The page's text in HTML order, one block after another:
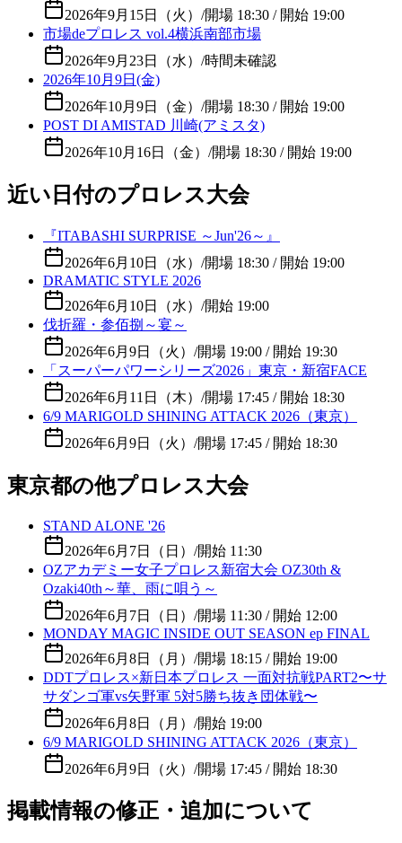
2026年9月15日（火） /開場 18:30 / 開始 19:00
市場deプロレス vol.4横浜南部市場
2026年9月23日（水） /時間未確認
2026年10月9日(金)
2026年10月9日（金） /開場 18:30 / 開始 19:00
POST DI AMISTAD 川崎(アミスタ)
2026年10月16日（金） /開場 18:30 / 開始 19:00
近い日付のプロレス大会
『ITABASHI SURPRISE ～Jun'26～』
2026年6月10日（水） /開場 18:30 / 開始 19:00
DRAMATIC STYLE 2026
2026年6月10日（水） /開始 19:00
伐折羅・参佰捌～宴～
2026年6月9日（火） /開場 19:00 / 開始 19:30
「スーパーパワーシリーズ2026」東京・新宿FACE
2026年6月11日（木） /開場 17:45 / 開始 18:30
6/9 MARIGOLD SHINING ATTACK 2026（東京）
2026年6月9日（火） /開場 17:45 / 開始 18:30
東京都の他プロレス大会
STAND ALONE '26
2026年6月7日（日） /開始 11:30
OZアカデミー女子プロレス新宿大会 OZ30th &
Ozaki40th～華、雨に唄う～
2026年6月7日（日） /開場 11:30 / 開始 12:00
MONDAY MAGIC INSIDE OUT SEASON ep FINAL
2026年6月8日（月） /開場 18:15 / 開始 19:00
DDTプロレス×新日本プロレス 一面対抗戦PART2〜サ
サダンゴ軍vs矢野軍 5対5勝ち抜き団体戦〜
2026年6月8日（月） /開始 19:00
6/9 MARIGOLD SHINING ATTACK 2026（東京）
2026年6月9日（火） /開場 17:45 / 開始 18:30
掲載情報の修正・追加について